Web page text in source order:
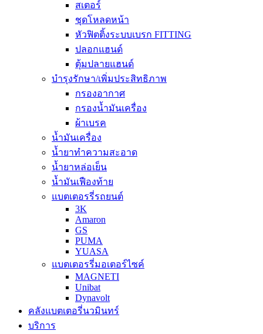
สเตอร์
ชุดโหลดหน้า
หัวฟิตติ้งระบบเบรก FITTING
ปลอกแฮนด์
ตุ้มปลายแฮนด์
บำรุงรักษา/เพิ่มประสิทธิภาพ
กรองอากาศ
กรองน้ำมันเครื่อง
ผ้าเบรค
น้ำมันเครื่อง
น้ำยาทำความสะอาด
น้ำยาหล่อเย็น
น้ำมันเฟืองท้าย
แบตเตอรรี่รถยนต์
3K
Amaron
GS
PUMA
YUASA
แบตเตอรรี่มอเตอร์ไซค์
MAGNETI
Unibat
Dynavolt
คลังแบตเตอรี่นวมินทร์
บริการ